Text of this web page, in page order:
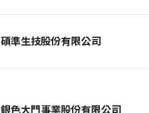
碩準生技股份有限公司
銀色大門事業股份有限公司